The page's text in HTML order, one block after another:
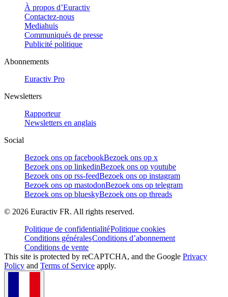
À propos d’Euractiv
Contactez-nous
Mediahuis
Communiqués de presse
Publicité politique
Abonnements
Euractiv Pro
Newsletters
Rapporteur
Newsletters en anglais
Social
Bezoek ons op facebookBezoek ons op x
Bezoek ons op linkedinBezoek ons op youtube
Bezoek ons op rss-feedBezoek ons op instagram
Bezoek ons op mastodonBezoek ons op telegram
Bezoek ons op blueskyBezoek ons op threads
© 2026 Euractiv FR. All rights reserved.
Politique de confidentialitéPolitique cookies
Conditions généralesConditions d’abonnement
Conditions de vente
This site is protected by reCAPTCHA, and the Google Privacy
Policy and Terms of Service apply.